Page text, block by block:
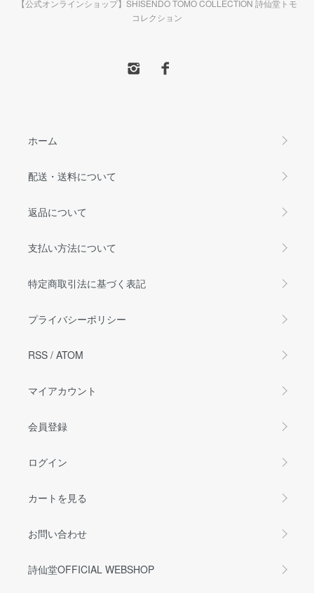
【公式オンラインショップ】SHISENDO TOMO COLLECTION 詩仙堂トモ
コレクション
ホーム
配送・送料について
返品について
支払い方法について
特定商取引法に基づく表記
プライバシーポリシー
RSS / ATOM
マイアカウント
会員登録
ログイン
カートを見る
お問い合わせ
詩仙堂OFFICIAL WEBSHOP